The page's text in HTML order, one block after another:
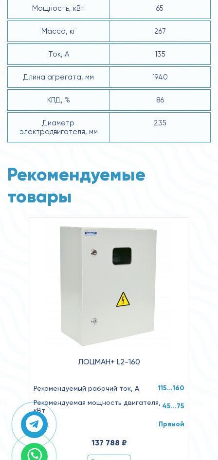
Мощность, кВт 65
Масса, кг 267
Ток, А 135
Длина агрегата, мм 1940
КПД, % 86
Диаметр
электродвигателя, мм
235
Рекомендуемые
товары
ЛОЦМАН+ L2-160
Рекомендуемый рабочий ток, А 115…160
Рекомендуемая мощность двигателя,
кВт
45...75
Пуск Прямой
137 788 ₽